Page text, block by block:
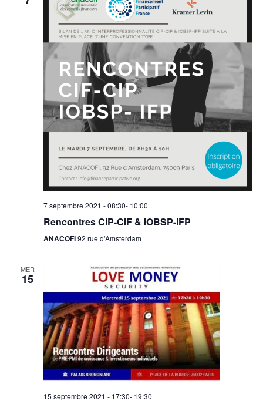
7 septembre 2021 - 08:30- 10:00
Rencontres CIP-CIF & IOBSP-IFP
ANACOFI92 rue d'Amsterdam
MER
15
15 septembre 2021 - 17:30- 19:30